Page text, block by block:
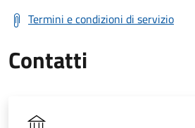
Termini e condizioni di servizio
Contatti